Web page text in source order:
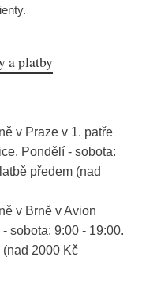
a platby
v Praze v 1. patře
Pondělí - sobota:
předem (nad
v Brně v Avion
sobota: 9:00 - 19:00.
2000 Kč